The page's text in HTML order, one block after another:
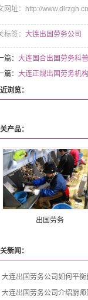
网址：http://
标签： 大连出国劳务公司
篇： 大连国合出国劳务科
篇： 大连正规出国劳务机
浏览：
产品：
出国劳务
新闻：
大连出国劳务公司如何平衡
大连出国劳务公司介绍厨师